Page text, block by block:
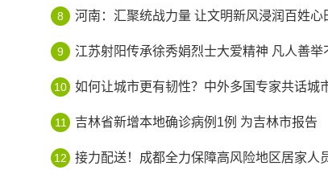
8 河南：汇聚统战力量 让文明新风浸润百姓心
9 江苏射阳传承徐秀娟烈士大爱精神 凡人善举不
10 如何让城市更有韧性？中外多国专家共话城市智
11 吉林省新增本地确诊病例1例 为吉林市报告
12 接力配送！成都全力保障高风险地区居家人员生活